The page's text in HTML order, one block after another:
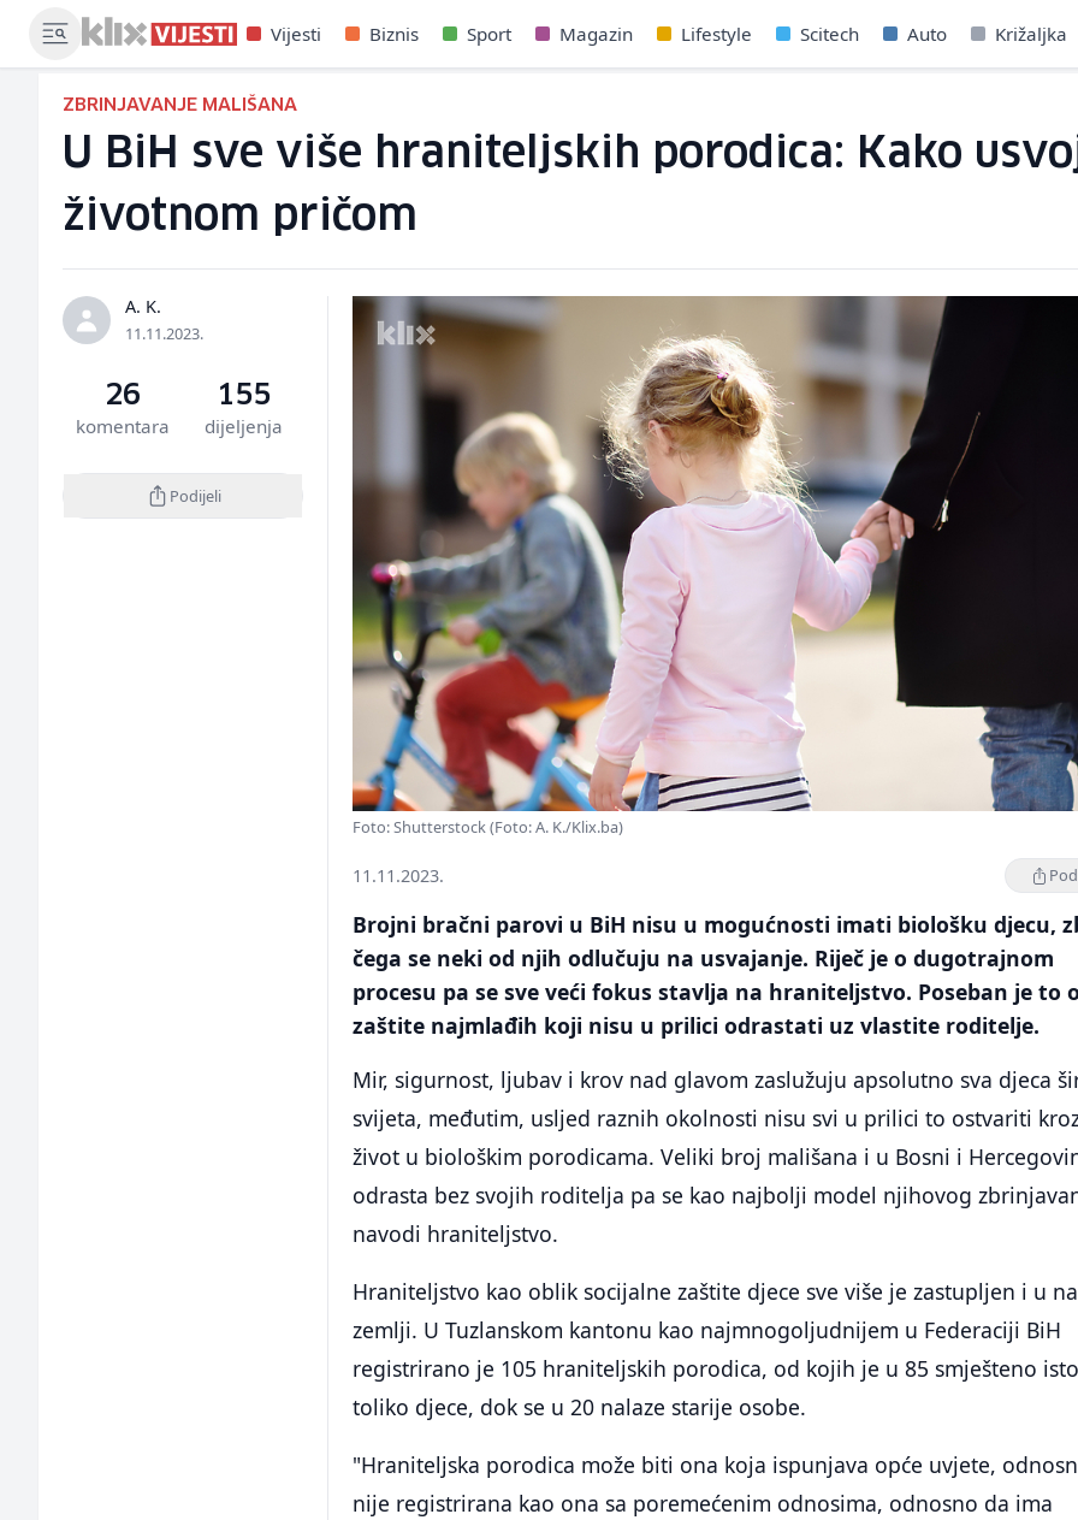
Vijesti Biznis Sport Magazin Lifestyle Scitech Auto Križaljka
ZBRINJAVANJE MALIŠANA
U BiH sve više hraniteljskih porodica: Kako
životnom pričom
A. K.
11.11.2023.
26
komentara
155
dijeljenja
Podijeli
Foto: Shutterstock (Foto: A. K./Klix.ba)
11.11.2023.
Brojni bračni parovi u BiH nisu u mogućnosti imati biološku djecu,
čega se neki od njih odlučuju na usvajanje. Riječ je o dugotrajnom
procesu pa se sve veći fokus stavlja na hraniteljstvo. Poseban je to
zaštite najmlađih koji nisu u prilici odrastati uz vlastite roditelje.
Mir, sigurnost, ljubav i krov nad glavom zaslužuju apsolutno sva djeca
svijeta, međutim, usljed raznih okolnosti nisu svi u prilici to ostvariti
život u biološkim porodicama. Veliki broj mališana i u Bosni i
odrasta bez svojih roditelja pa se kao najbolji model njihovog
navodi hraniteljstvo.
Hraniteljstvo kao oblik socijalne zaštite djece sve više je zastupljen i u
zemlji. U Tuzlanskom kantonu kao najmnogoljudnijem u Federaciji BiH
registrirano je 105 hraniteljskih porodica, od kojih je u 85 smješteno
toliko djece, dok se u 20 nalaze starije osobe.
"Hraniteljska porodica može biti ona koja ispunjava opće uvjete,
nije registrirana kao ona sa poremećenim odnosima, odnosno da ima